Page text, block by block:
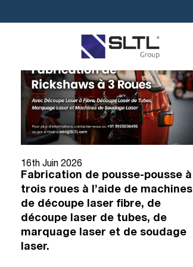
16th Juin 2026
Fabrication de pousse-pousse à
trois roues à l’aide de machines
de découpe laser fibre, de
découpe laser de tubes, de
marquage laser et de soudage
laser.